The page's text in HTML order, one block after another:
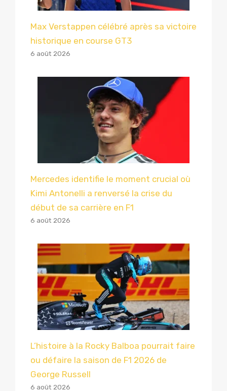
Max Verstappen célébré après sa victoire
historique en course GT3
6 août 2026
Mercedes identifie le moment crucial où
Kimi Antonelli a renversé la crise du
début de sa carrière en F1
6 août 2026
L’histoire à la Rocky Balboa pourrait faire
ou défaire la saison de F1 2026 de
George Russell
6 août 2026